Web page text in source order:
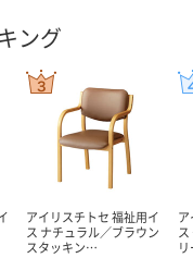
ング
アイリスチトセ 福祉用イ
ス ナチュラル／ブラウン
スタッキン…